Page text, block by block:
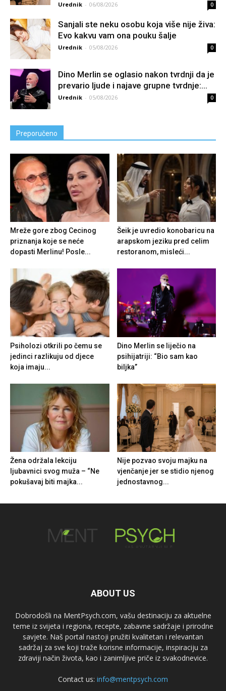
Urednik - 06/08/2026 0
Sanjali ste neku osobu koja više nije živa:
Evo kakvu vam ona pouku šalje
Urednik - 05/08/2026 0
Dino Merlin se oglasio nakon tvrdnji da je
prevario ljude i najave grupne tvrdnje:...
Urednik - 05/08/2026 0
Preporučeno
Mreže gore zbog Cecinog
priznanja koje se neće
dopasti Merlinu! Posle...
Šeik je uvredio konobaricu na
arapskom jeziku pred celim
restoranom, misleći...
Psiholozi otkrili po čemu se
jedinci razlikuju od djece
koja imaju...
Dino Merlin se liječio na
psihijatriji: “Bio sam kao
biljka”
Žena održala lekciju
ljubavnici svog muža – “Ne
pokušavaj biti majka...
Nije pozvao svoju majku na
vjenčanje jer se stidio njenog
jednostavnog...
ABOUT US
Dobrodošli na MentPsych.com, vašu destinaciju za aktuelne
teme iz svijeta i regiona, recepte, zabavne sadržaje i prirodne
savjete. Naš portal nastoji pružiti kvalitetan i relevantan
sadržaj za sve koji traže korisne informacije, inspiraciju za
zdraviji način života, kao i zanimljive priče iz svakodnevice.
Contact us: info@mentpsych.com